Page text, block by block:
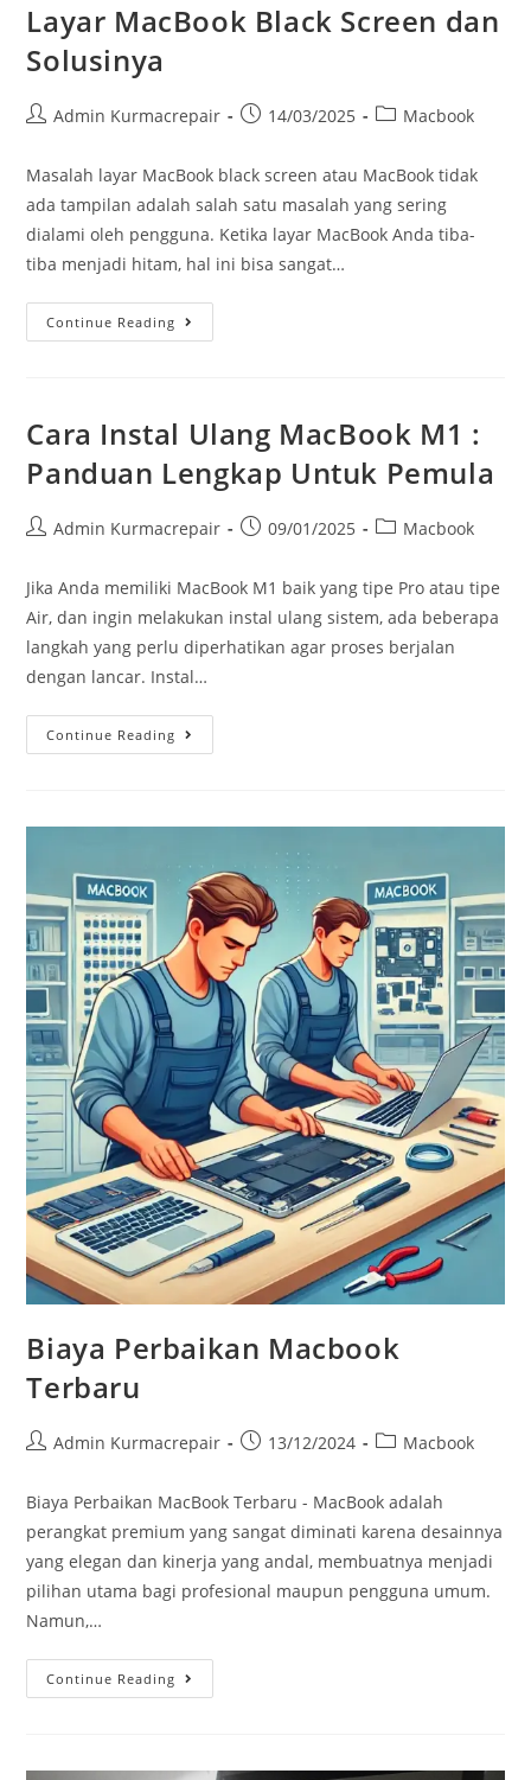
Layar MacBook Black Screen dan
Solusinya
Admin Kurmacrepair 14/03/2025 Macbook
Masalah layar MacBook black screen atau MacBook tidak
ada tampilan adalah salah satu masalah yang sering
dialami oleh pengguna. Ketika layar MacBook Anda tiba-
tiba menjadi hitam, hal ini bisa sangat…
Continue Reading
Cara Instal Ulang MacBook M1 :
Panduan Lengkap Untuk Pemula
Admin Kurmacrepair 09/01/2025 Macbook
Jika Anda memiliki MacBook M1 baik yang tipe Pro atau tipe
Air, dan ingin melakukan instal ulang sistem, ada beberapa
langkah yang perlu diperhatikan agar proses berjalan
dengan lancar. Instal…
Continue Reading
Biaya Perbaikan Macbook
Terbaru
Admin Kurmacrepair 13/12/2024 Macbook
Biaya Perbaikan MacBook Terbaru - MacBook adalah
perangkat premium yang sangat diminati karena desainnya
yang elegan dan kinerja yang andal, membuatnya menjadi
pilihan utama bagi profesional maupun pengguna umum.
Namun,…
Continue Reading